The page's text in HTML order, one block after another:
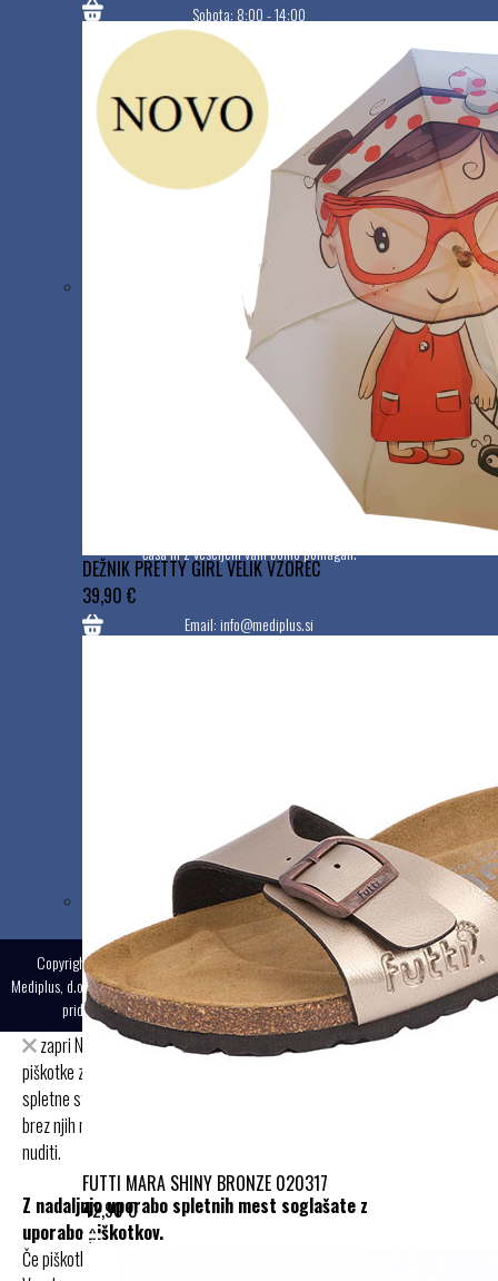
DEŽNIK PRETTY GIRL VELIK VZOREC
39,90 €
FUTTI MARA SHINY BRONZE 020317
42,90 €
Sobota: 8:00 - 14:00
Nedelja in prazniki: Zaprto
Uporabne povezave
Naši dobavitelji
Reference
Pogoji poslovanja
Vračila in reklamacije
Kontakt
Imate vprašanje? Vedno smo vam na voljo.
Odzvali se bomo kadarkoli znotraj našega delovnega
časa in z veseljem vam bomo pomagali.
Email: info@mediplus.si
+386 31 573 090
Copyright © 2025
Mediplus, d.o.o., Vse pravice
pridržane.
Izdelava:MMstudio
zapriNa spletnih straneh Mediplus.si uporabljamo
piškotke z namenom zagotavljanja
spletne storitve, oglasnih sistemov in funkcionalnosti, ki jih
brez njih ne bi mogli
nuditi.
Z nadaljnjo uporabo spletnih mest soglašate z
uporabo piškotkov.
Če piškotkov ne želite, jih lahko onemogočite v nastavitvah.